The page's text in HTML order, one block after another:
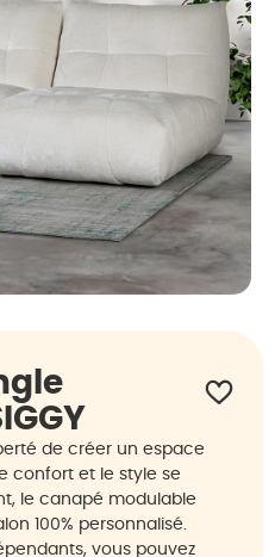
de créer un espace
confort et le style se
le canapé modulable
100% personnalisé.
vous pouvez